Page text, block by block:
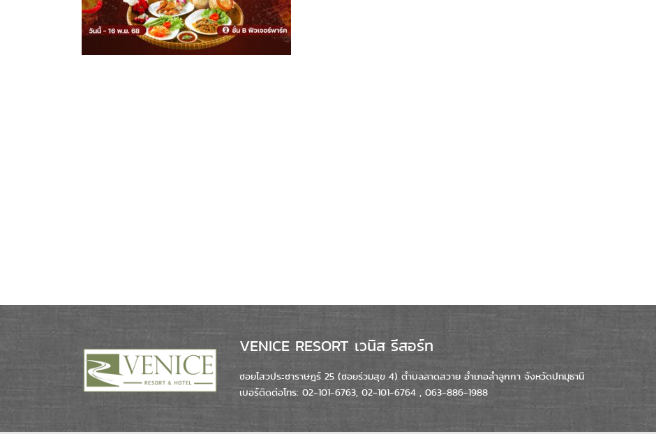
VENICE RESORT เวนิส รีสอร์ท
ซอยไสวประชาราษฎร์ 25 (ซอยร่วมสุข 4) ตำบลลาดสวาย อำเภอลำลูกกา จังหวัดปทมุธานี
เบอร์ติดต่อโทร: 02-101-6763, 02-101-6764 , 063-886-1988